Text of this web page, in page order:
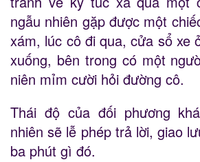
ngẫu nhiên gặp được một
xám, lúc cô đi qua, cửa sổ xe
xuống, bên trong có một
niên mỉm cười hỏi đường cô.
Thái độ của đối phương
nhiên sẽ lễ phép trả lời, giao
ba phút gì đó.